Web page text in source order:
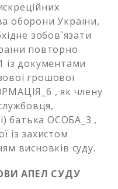
оборони України,
зобов`язати
повторно
із документами
грошової
, як члену
батька ОСОБА_3 ,
із захистом
висновків суду.
АПЕЛ СУДУ